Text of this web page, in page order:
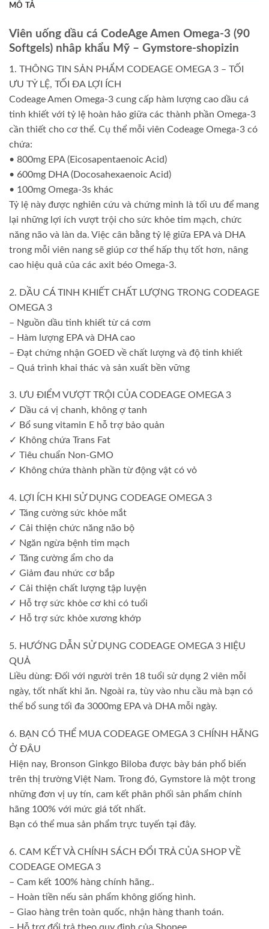
MÔ TẢ
Viên uống dầu cá CodeAge Amen Omega-3 (90
Softgels) nhâp khẩu Mỹ – Gymstore-shopizin
1. THÔNG TIN SẢN PHẨM CODEAGE OMEGA 3 – TỐI
ƯU TỶ LỆ, TỐI ĐA LỢI ÍCH
Codeage Amen Omega-3 cung cấp hàm lượng cao dầu cá
tinh khiết với tỷ lệ hoàn hảo giữa các thành phần Omega-3
cần thiết cho cơ thể. Cụ thể mỗi viên Codeage Omega-3 có
chứa:
• 800mg EPA (Eicosapentaenoic Acid)
• 600mg DHA (Docosahexaenoic Acid)
• 100mg Omega-3s khác
Tỷ lệ này được nghiên cứu và chứng minh là tối ưu để mang
lại những lợi ích vượt trội cho sức khỏe tim mạch, chức
năng não và làn da. Việc cân bằng tỷ lệ giữa EPA và DHA
trong mỗi viên nang sẽ giúp cơ thể hấp thụ tốt hơn, nâng
cao hiệu quả của các axit béo Omega-3.
2. DẦU CÁ TINH KHIẾT CHẤT LƯỢNG TRONG CODEAGE
OMEGA 3
– Nguồn dầu tinh khiết từ cá cơm
– Hàm lượng EPA và DHA cao
– Đạt chứng nhận GOED về chất lượng và độ tinh khiết
– Quá trình khai thác và sản xuất bền vững
3. ƯU ĐIỂM VƯỢT TRỘI CỦA CODEAGE OMEGA 3
✓ Dầu cá vị chanh, không ợ tanh
✓ Bổ sung vitamin E hỗ trợ bảo quản
✓ Không chứa Trans Fat
✓ Tiêu chuẩn Non-GMO
✓ Không chứa thành phần từ động vật có vỏ
4. LỢI ÍCH KHI SỬ DỤNG CODEAGE OMEGA 3
✓ Tăng cường sức khỏe mắt
✓ Cải thiện chức năng não bộ
✓ Ngăn ngừa bệnh tim mạch
✓ Tăng cường ẩm cho da
✓ Giảm đau nhức cơ bắp
✓ Cải thiện chất lượng tập luyện
✓ Hỗ trợ sức khỏe cơ khi có tuổi
✓ Hỗ trợ sức khỏe xương khớp
5. HƯỚNG DẪN SỬ DỤNG CODEAGE OMEGA 3 HIỆU
QUẢ
Liều dùng: Đối với người trên 18 tuổi sử dụng 2 viên mỗi
ngày, tốt nhất khi ăn. Ngoài ra, tùy vào nhu cầu mà bạn có
thể bổ sung tối đa 3000mg EPA và DHA mỗi ngày.
6. BẠN CÓ THỂ MUA CODEAGE OMEGA 3 CHÍNH HÃNG
Ở ĐÂU
Hiện nay, Bronson Ginkgo Biloba được bày bán phổ biến
trên thị trường Việt Nam. Trong đó, Gymstore là một trong
những đơn vị uy tín, cam kết phân phối sản phẩm chính
hãng 100% với mức giá tốt nhất.
Bạn có thể mua sản phẩm trực tuyến tại đây.
6. CAM KẾT VÀ CHÍNH SÁCH ĐỔI TRẢ CỦA SHOP VỀ
CODEAGE OMEGA 3
– Cam kết 100% hàng chính hãng..
– Hoàn tiền nếu sản phẩm không giống hình.
– Giao hàng trên toàn quốc, nhận hàng thanh toán.
– Hỗ trợ đổi trả theo quy định của Shopee.